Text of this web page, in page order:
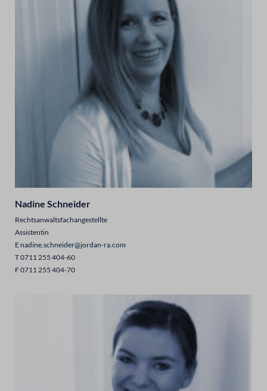
Nadine Schneider
Rechtsanwaltsfachangestellte
Assistentin
Enadine.schneider@jordan-ra.com
T 0711 255 404-60
F 0711 255 404-70